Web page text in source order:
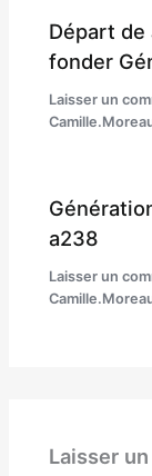
Départ de
fonder
Laisser un
a238
Laisser un
Laisser